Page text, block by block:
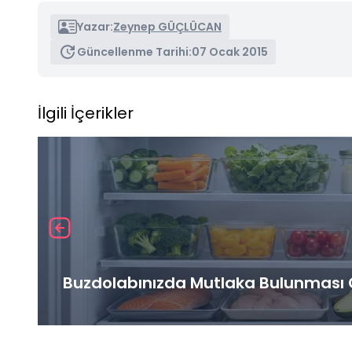
Yazar:Zeynep GÜÇLÜCAN
Güncellenme Tarihi:07 Ocak 2015
İlgili İçerikler
Buzdolabınızda Mutlaka Bulunması